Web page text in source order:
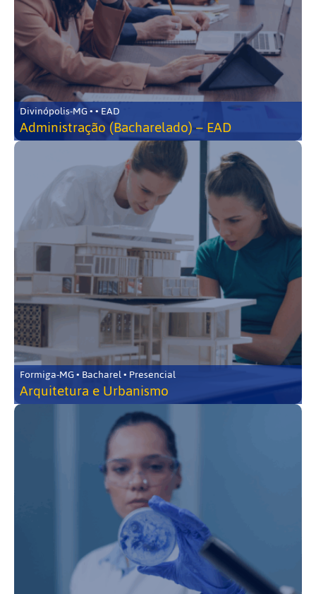
Divinópolis-MG • • EAD
Administração (Bacharelado) – EAD
Formiga-MG • Bacharel • Presencial
Arquitetura e Urbanismo